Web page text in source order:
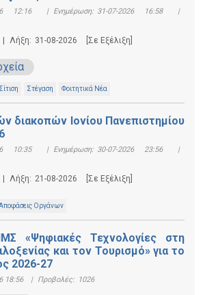
12:16 | Ενημέρωση: 31-07-2026 16:58
|
Λήξη: 31-08-2026 [Σε Εξέλιξη]
Σίτιση Στέγαση Φοιτητικά Νέα
διακοπών Ιονίου Πανεπιστημίου
10:35 | Ενημέρωση: 30-07-2026 23:56
|
Λήξη: 21-08-2026 [Σε Εξέλιξη]
Οργάνων
«Ψηφιακές Τεχνολογίες στη
και τον Τουρισμό» για το
2026-27
18:56 | Προβολές: 1026